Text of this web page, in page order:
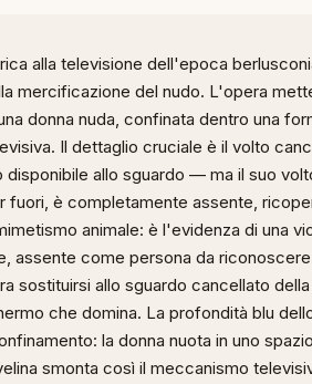
alla televisione dell'epoca
mercificazione del nudo. L'opera
donna nuda, confinata dentro una
Il dettaglio cruciale è il volto
allo sguardo — ma il suo
fuori, è completamente assente,
animale: è l'evidenza di una
assente come persona da
sostituirsi allo sguardo cancellato
che domina. La profondità blu
la donna nuota in uno
smonta così il meccanismo